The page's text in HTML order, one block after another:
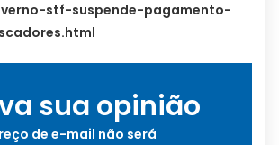
stf-suspende-pagamento-
sua opinião
de e-mail não será